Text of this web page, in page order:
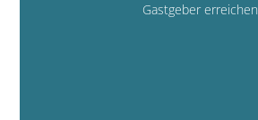
Gastgeber erreichen